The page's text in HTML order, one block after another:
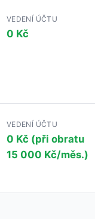
VEDENÍ ÚČTU
0 Kč
VEDENÍ ÚČTU
0 Kč (při obratu
15 000 Kč/měs.)